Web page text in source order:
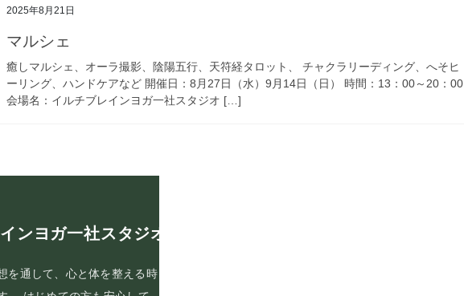
2025年8月21日
マルシェ
癒しマルシェ、オーラ撮影、陰陽五行、天符経タロット、 チャクラリーディング、へそヒ
ーリング、ハンドケアなど 開催日：8月27日（水）9月14日（日） 時間：13：00～20：00
会場名：イルチブレインヨガ一社スタジオ […]
ンヨガ一社スタジオ
を通して、心と体を整える時